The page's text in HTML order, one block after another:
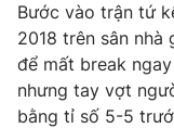
Câu chuyện quốc
Tài chính
Thị trường
Góc doanh nghiệp
Dữ liệu và đời
Truyền hình
Bước vào trận tứ
2018 trên sân nhà
để mất break
nhưng tay vợt
bằng tỉ số 5-5